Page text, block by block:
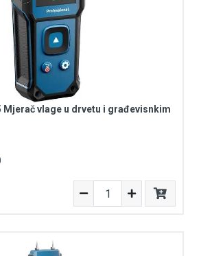
Mjerač vlage u drvetu i građevisnkim